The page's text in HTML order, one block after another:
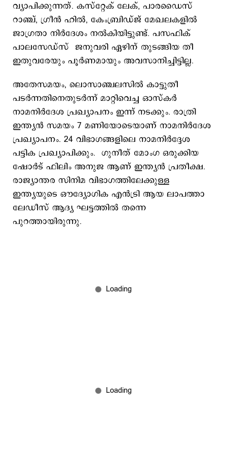
വ്യാപിക്കുന്നത്. കസ്റ്റേക് ലേക്, പാരഡൈസ്
റാഞ്ച്, ഗ്രീന്‍ ഹില്‍, കേംബ്രിഡ്ജ് മേഖലകളില്‍
ജാഗ്രതാ നിര്‍ദേശം നല്‍കിയിട്ടുണ്ട്. പസഫിക്
പാലസേഡ്സ് ജനുവരി ഏഴിന് തുടങ്ങിയ തീ
ഇതുവരേയും പൂര്‍ണമായും അവസാനിച്ചിട്ടില്ല.
അതേസമയം, ലൊസാഞ്ചലസില്‍ കാട്ടുതീ
പടർന്നതിനെതുടർന്ന് മാറ്റിവെച്ച ഓസ്കർ
നാമനിർദേശ പ്രഖ്യാപനം ഇന്ന് നടക്കും. രാത്രി
ഇന്ത്യൻ സമയം 7 മണിയോടെയാണ് നാമനിർദേശ
പ്രഖ്യാപനം. 24 വിഭാഗങ്ങളിലെ നാമനിർദ്ദേശ
പട്ടിക പ്രഖ്യാപിക്കും. ഗുനീത് മോംഗ ഒരുക്കിയ
ഷോർട് ഫിലിം അനുജ ആണ് ഇന്ത്യൻ പ്രതീക്ഷ.
രാജ്യാന്തര സിനിമ വിഭാഗത്തിലേക്കുള്ള
ഇന്ത്യയുടെ ഔദ്യോഗിക എൻട്രി ആയ ലാപത്താ
ലേഡീസ് ആദ്യ ഘട്ടത്തിൽ തന്നെ
പുറത്തായിരുന്നു.